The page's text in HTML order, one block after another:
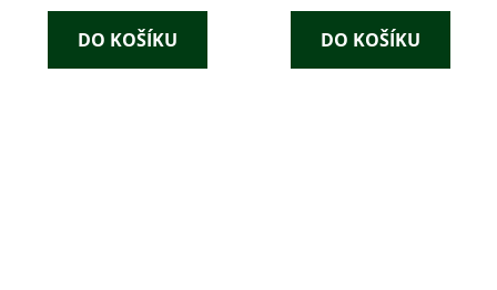
DO KOŠÍKU DO KOŠÍKU